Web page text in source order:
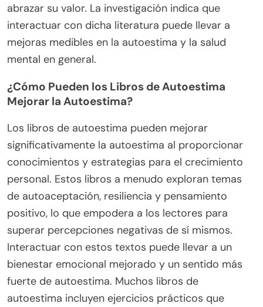
abrazar su valor. La investigación indica que
interactuar con dicha literatura puede llevar a
mejoras medibles en la autoestima y la salud
mental en general.
¿Cómo Pueden los Libros de Autoestima
Mejorar la Autoestima?
Los libros de autoestima pueden mejorar
significativamente la autoestima al proporcionar
conocimientos y estrategias para el crecimiento
personal. Estos libros a menudo exploran temas
de autoaceptación, resiliencia y pensamiento
positivo, lo que empodera a los lectores para
superar percepciones negativas de sí mismos.
Interactuar con estos textos puede llevar a un
bienestar emocional mejorado y un sentido más
fuerte de autoestima. Muchos libros de
autoestima incluyen ejercicios prácticos que